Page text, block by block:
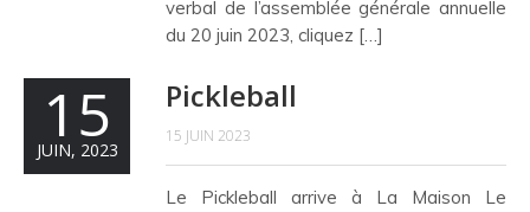
verbal de l’assemblée générale annuelle
du 20 juin 2023, cliquez […]
15
JUIN, 2023
Pickleball
15 JUIN 2023
Le Pickleball arrive à La Maison Le